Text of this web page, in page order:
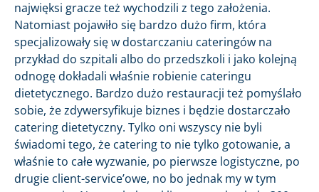
najwięksi gracze też wychodzili z tego założenia.
Natomiast pojawiło się bardzo dużo firm, która
specjalizowały się w dostarczaniu cateringów na
przykład do szpitali albo do przedszkoli i jako kolejną
odnogę dokładali właśnie robienie cateringu
dietetycznego. Bardzo dużo restauracji też pomyślało
sobie, że zdywersyfikuje biznes i będzie dostarczało
catering dietetyczny. Tylko oni wszyscy nie byli
świadomi tego, że catering to nie tylko gotowanie, a
właśnie to całe wyzwanie, po pierwsze logistyczne, po
drugie client-service’owe, no bo jednak my w tym